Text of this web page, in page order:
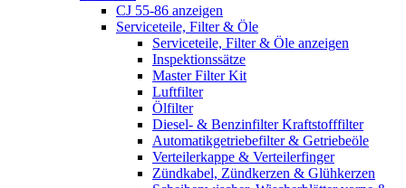
CJ 55-86 anzeigen
Serviceteile, Filter & Öle
Serviceteile, Filter & Öle anzeigen
Inspektionssätze
Master Filter Kit
Luftfilter
Ölfilter
Diesel- & Benzinfilter Kraftstofffilter
Automatikgetriebefilter & Getriebeöle
Verteilerkappe & Verteilerfinger
Zündkabel, Zündkerzen & Glühkerzen